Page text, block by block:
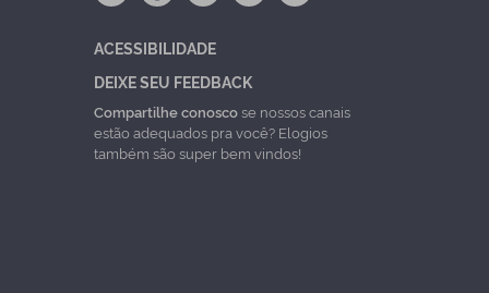
ACESSIBILIDADE
DEIXE SEU FEEDBACK
Compartilhe conoscose nossos canais
estão adequados pra você? Elogios
também são super bem vindos!